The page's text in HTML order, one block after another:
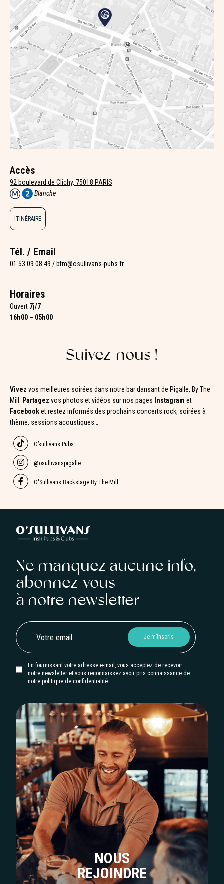
Accès
92 boulevard de Clichy, 75018 PARIS
Blanche
ITINÉRAIRE
Tél. / Email
01 53 09 08 49 / btm@osullivans-pubs.fr
Horaires
Ouvert 7j/7
16h00 – 05h00
Suivez-nous !
Vivez vos meilleures soirées dans notre bar dansant de Pigalle, By The
Mill.
Partagez vos photos et vidéos sur nos pages Instagram et
Facebooket restez informés des prochains concerts rock, soirées à
thème, sessions acoustiques…
O’sullivans Pubs
@osullivanspigalle
O'Sullivans Backstage By The Mill
Ne manquez aucune info,
abonnez-vous
à notre newsletter
En fournissant votre adresse e-mail, vous acceptez de recevoir
notre newsletter et vous reconnaissez avoir pris connaissance de
notre politique de confidentialité.
NOUS
REJOINDRE